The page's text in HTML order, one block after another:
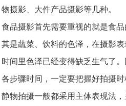
物摄影、大件产品摄影等几种。
食品摄影首先需要重视的就是食
其是蔬菜、饮料的色泽，在摄影
时间里色泽已经变得缺乏生气了
各步骤时间，一定要把握好拍摄时
静物拍摄一般都采用主体表现法